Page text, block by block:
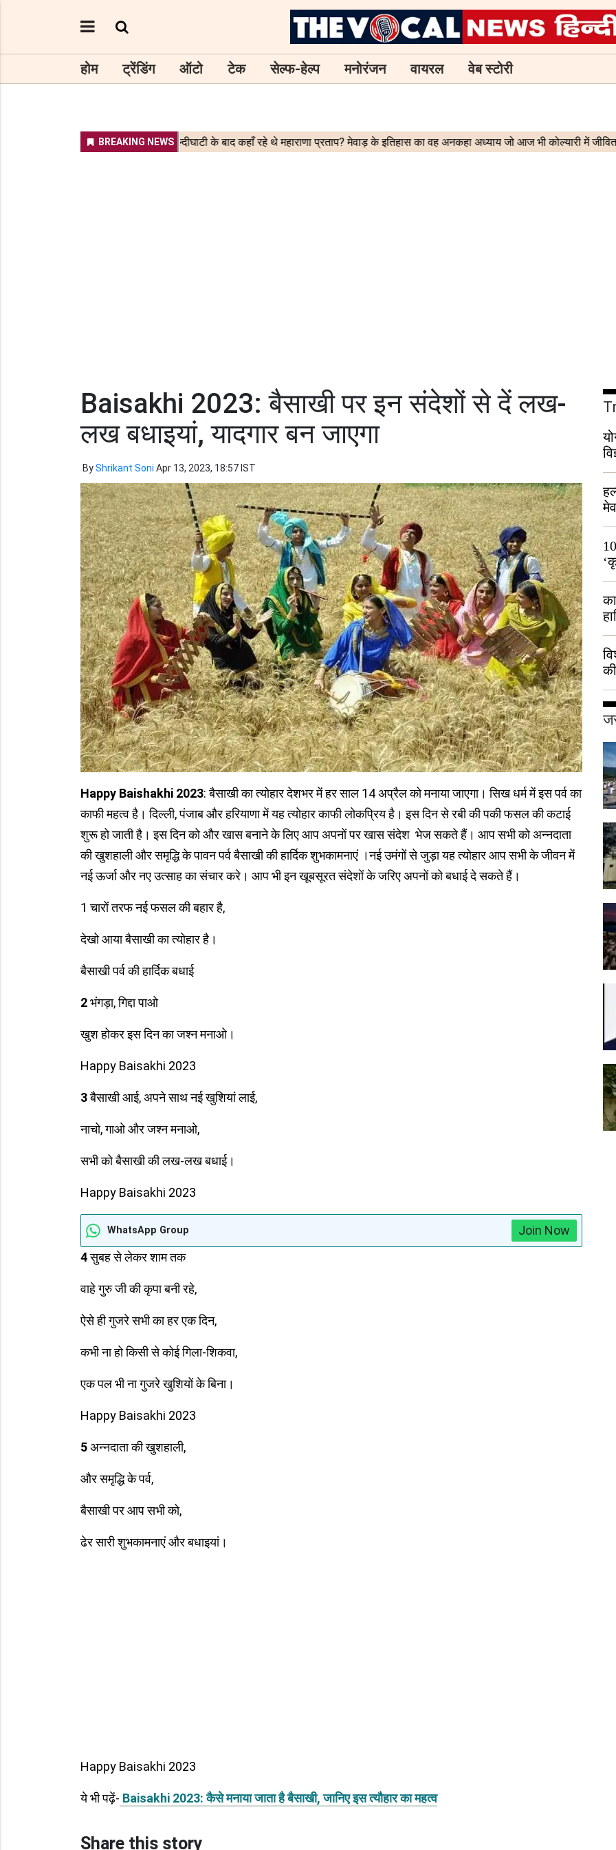
होम ट्रेंडिंग ऑटो टेक सेल्फ-हेल्प मनोरंजन वायरल वेब स्टोरी
Baisakhi 2023: बैसाखी पर इन संदेशों से दें लख-
लख बधाइयां, यादगार बन जाएगा
ByShrikant Soni Apr 13, 2023, 18:57 IST
Happy Baishakhi 2023: बैसाखी का त्योहार देशभर में हर साल 14 अप्रैल को मनाया जाएगा। सिख धर्म में इस पर्व का
काफी महत्व है। दिल्ली, पंजाब और हरियाणा में यह त्योहार काफी लोकप्रिय है। इस दिन से रबी की पकी फसल की कटाई
शुरू हो जाती है। इस दिन को और खास बनाने के लिए आप अपनों पर खास संदेश भेज सकते हैं। आप सभी को अन्नदाता
की खुशहाली और समृद्धि के पावन पर्व बैसाखी की हार्दिक शुभकामनाएं ।नई उमंगों से जुड़ा यह त्योहार आप सभी के जीवन में
नई ऊर्जा और नए उत्साह का संचार करे। आप भी इन खूबसूरत संदेशों के जरिए अपनों को बधाई दे सकते हैं।
1 चारों तरफ नई फसल की बहार है,
देखो आया बैसाखी का त्योहार है।
बैसाखी पर्व की हार्दिक बधाई
2भंगड़ा, गिद्दा पाओ
खुश होकर इस दिन का जश्न मनाओ।
Happy Baisakhi 2023
3बैसाखी आई, अपने साथ नई खुशियां लाई,
नाचो, गाओ और जश्न मनाओ,
सभी को बैसाखी की लख-लख बधाई।
Happy Baisakhi 2023
WhatsApp Group
Join Now
4सुबह से लेकर शाम तक
वाहे गुरु जी की कृपा बनी रहे,
ऐसे ही गुजरे सभी का हर एक दिन,
कभी ना हो किसी से कोई गिला-शिकवा,
एक पल भी ना गुजरे खुशियों के बिना।
Happy Baisakhi 2023
5अन्नदाता की खुशहाली,
और समृद्धि के पर्व,
बैसाखी पर आप सभी को,
ढेर सारी शुभकामनाएं और बधाइयां।
Happy Baisakhi 2023
ये भी पढ़ें- Baisakhi 2023: कैसे मनाया जाता है बैसाखी, जानिए इस त्यौहार का महत्व
Share this story
हुई